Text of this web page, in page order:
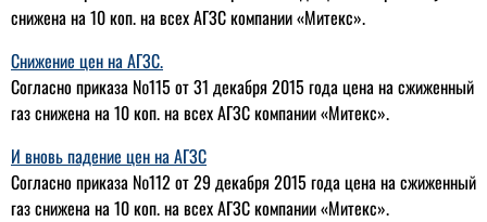
снижена на 10 коп. на всех АГЗС компании «Митекс».
Снижение цен на АГЗС.
Согласно приказа №115 от 31 декабря 2015 года цена на сжиженный
газ снижена на 10 коп. на всех АГЗС компании «Митекс».
И вновь падение цен на АГЗС
Согласно приказа №112 от 29 декабря 2015 года цена на сжиженный
газ снижена на 10 коп. на всех АГЗС компании «Митекс».